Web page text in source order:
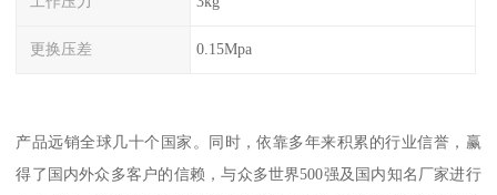
更换压差 0.15Mpa
产品远销全球几十个国家。同时，依靠多年来积累的行业信誉，赢
得了国内外众多客户的信赖，与众多世界500强及国内知名厂家进行